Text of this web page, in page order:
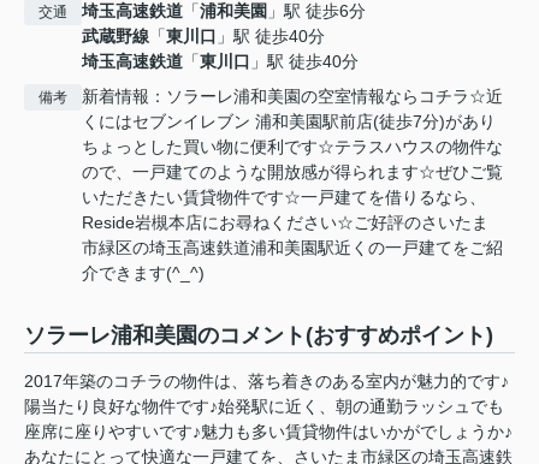
交通 埼玉高速鉄道 「浦和美園 」駅 徒歩6分
武蔵野線 「東川口 」駅 徒歩40分
埼玉高速鉄道 「東川口 」駅 徒歩40分
備考
新着情報：ソラーレ浦和美園の空室情報ならコチラ☆近
くにはセブンイレブン 浦和美園駅前店(徒歩7分)があり
ちょっとした買い物に便利です☆テラスハウスの物件な
ので、一戸建てのような開放感が得られます☆ぜひご覧
いただきたい賃貸物件です☆一戸建てを借りるなら、
Reside岩槻本店にお尋ねください☆ご好評のさいたま
市緑区の埼玉高速鉄道浦和美園駅近くの一戸建てをご紹
介できます(^_^)
ソラーレ浦和美園のコメント(おすすめポイント)
2017年築のコチラの物件は、落ち着きのある室内が魅力的です♪
陽当たり良好な物件です♪始発駅に近く、朝の通勤ラッシュでも
座席に座りやすいです♪魅力も多い賃貸物件はいかがでしょうか♪
あなたにとって快適な一戸建てを、さいたま市緑区の埼玉高速鉄